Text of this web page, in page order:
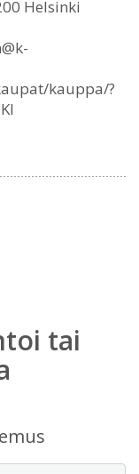
Helsinki
kauppa/?
tai